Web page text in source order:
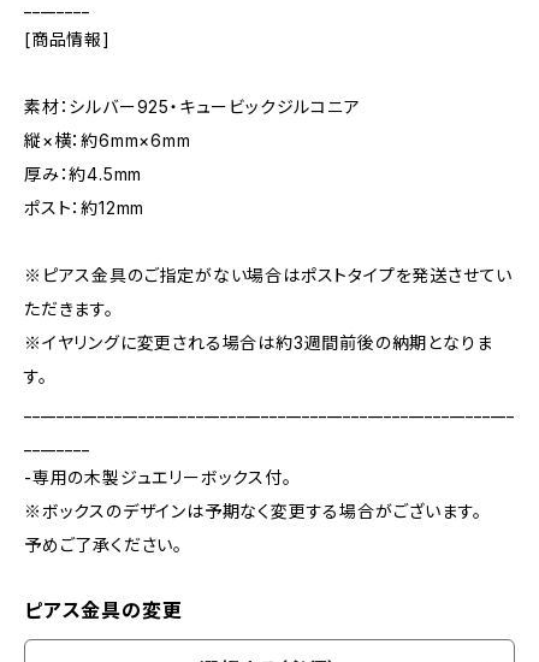
[商品情報]
素材：シルバー925・キュービックジルコニア
縦×横：約6mm×6mm
厚み：約4.5mm
ポスト：約12mm
※ピアス金具のご指定がない場合はポストタイプを発送させてい
ただきます。
※イヤリングに変更される場合は約3週間前後の納期となりま
す。
-専用の木製ジュエリーボックス付。
※ボックスのデザインは予期なく変更する場合がございます。
予めご了承ください。
ピアス金具の変更